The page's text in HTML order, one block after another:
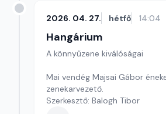
2026. 04. 27. hétfő 14:04
Hangárium
A könnyűzene kiválóságai
Mai vendég Majsai Gábor
zenekarvezető.
Szerkesztő: Balogh Tibor